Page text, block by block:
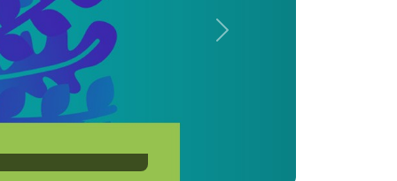
Siguiente